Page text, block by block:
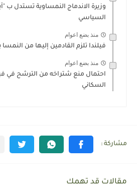
وزيرة الاندماج النمساوية تستدل ب
السياسي
منذ بضع اعوام
فيلندا تلزم القادمين إليها من
منذ بضع اعوام
احتمال منع شتراخه من الترشح في
السكاني
مقالات قد تهمك